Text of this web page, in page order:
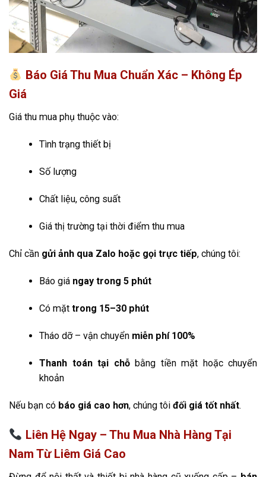
Báo Giá Thu Mua Chuẩn Xác – Không Ép
Giá
Giá thu mua phụ thuộc vào:
Tình trạng thiết bị
Số lượng
Chất liệu, công suất
Giá thị trường tại thời điểm thu mua
Chỉ cần gửi ảnh qua Zalo hoặc gọi trực tiếp, chúng tôi:
Báo giá ngay trong 5 phút
Có mặt trong 15–30 phút
Tháo dỡ – vận chuyển miễn phí 100%
Thanh toán tại chỗbằng tiền mặt hoặc chuyển
khoản
Nếu bạn có báo giá cao hơn, chúng tôi đối giá tốt nhất.
Liên Hệ Ngay – Thu Mua Nhà Hàng Tại
Nam Từ Liêm Giá Cao